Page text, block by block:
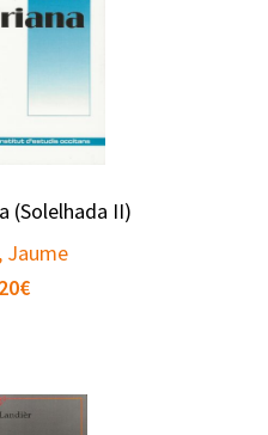
(Solelhada II)
Jaume
€